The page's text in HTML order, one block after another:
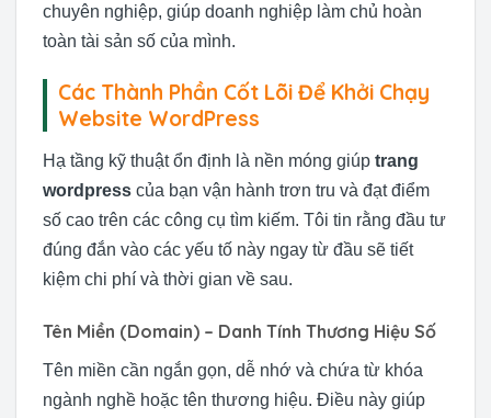
chuyên nghiệp, giúp doanh nghiệp làm chủ hoàn
toàn tài sản số của mình.
Các Thành Phần Cốt Lõi Để Khởi Chạy
Website WordPress
Hạ tầng kỹ thuật ổn định là nền móng giúp trang
wordpress của bạn vận hành trơn tru và đạt điểm
số cao trên các công cụ tìm kiếm. Tôi tin rằng đầu tư
đúng đắn vào các yếu tố này ngay từ đầu sẽ tiết
kiệm chi phí và thời gian về sau.
Tên Miền (Domain) – Danh Tính Thương Hiệu Số
Tên miền cần ngắn gọn, dễ nhớ và chứa từ khóa
ngành nghề hoặc tên thương hiệu. Điều này giúp